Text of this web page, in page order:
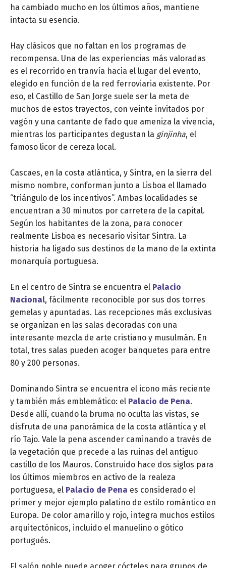
ha cambiado mucho en los últimos años, mantiene
intacta su esencia.
Hay clásicos que no faltan en los programas de
recompensa. Una de las experiencias más valoradas
es el recorrido en tranvía hacia el lugar del evento,
elegido en función de la red ferroviaria existente. Por
eso, el Castillo de San Jorge suele ser la meta de
muchos de estos trayectos, con veinte invitados por
vagón y una cantante de fado que ameniza la vivencia,
mientras los participantes degustan la ginjinha, el
famoso licor de cereza local.
Cascaes, en la costa atlántica, y Sintra, en la sierra del
mismo nombre, conforman junto a Lisboa el llamado
“triángulo de los incentivos”. Ambas localidades se
encuentran a 30 minutos por carretera de la capital.
Según los habitantes de la zona, para conocer
realmente Lisboa es necesario visitar Sintra. La
historia ha ligado sus destinos de la mano de la extinta
monarquía portuguesa.
En el centro de Sintra se encuentra el Palacio
Nacional, fácilmente reconocible por sus dos torres
gemelas y apuntadas. Las recepciones más exclusivas
se organizan en las salas decoradas con una
interesante mezcla de arte cristiano y musulmán. En
total, tres salas pueden acoger banquetes para entre
80 y 200 personas.
Dominando Sintra se encuentra el icono más reciente
y también más emblemático: el Palacio de Pena.
Desde allí, cuando la bruma no oculta las vistas, se
disfruta de una panorámica de la costa atlántica y el
río Tajo. Vale la pena ascender caminando a través de
la vegetación que precede a las ruinas del antiguo
castillo de los Mauros. Construido hace dos siglos para
los últimos miembros en activo de la realeza
portuguesa, el Palacio de Pena es considerado el
primer y mejor ejemplo palatino de estilo romántico en
Europa. De color amarillo y rojo, integra muchos estilos
arquitectónicos, incluido el manuelino o gótico
portugués.